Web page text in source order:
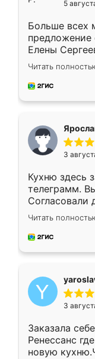
5
Больше всех
предложение
Елены
короткие
для замера
предложил
Читать
3
Кухню здесь
телеграмм.
Согласовали
недели кухня
довольны
мебель за
Читать
3
Заказала
Ренессанс
новую